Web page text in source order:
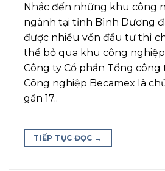
Nhắc đến những khu công
ngành tại tỉnh Bình Dương
được nhiều vốn đầu tư thì
thể bỏ qua khu công nghiệp
Công ty Cổ phần Tổng công
Công nghiệp Becamex là
gần 17..
TIẾP TỤC ĐỌC →